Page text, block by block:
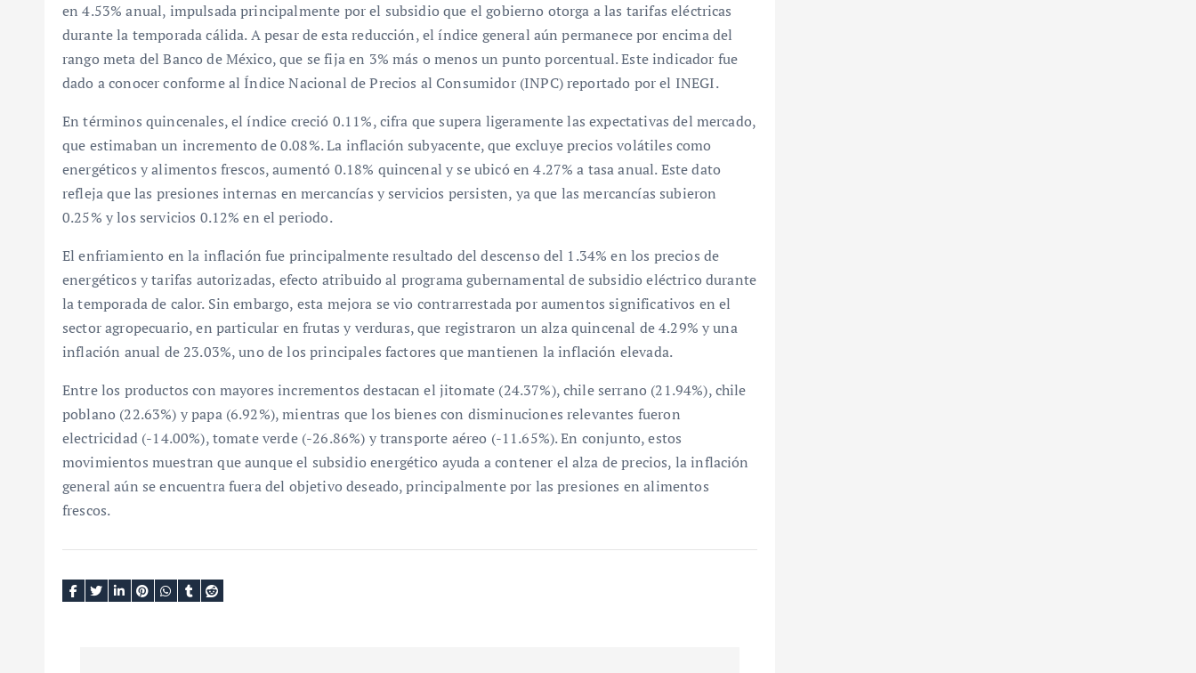
en 4.53% anual, impulsada principalmente por el subsidio que el gobierno otorga a las tarifas eléctricas
durante la temporada cálida. A pesar de esta reducción, el índice general aún permanece por encima del
rango meta del Banco de México, que se fija en 3% más o menos un punto porcentual. Este indicador fue
dado a conocer conforme al Índice Nacional de Precios al Consumidor (INPC) reportado por el INEGI.
En términos quincenales, el índice creció 0.11%, cifra que supera ligeramente las expectativas del mercado,
que estimaban un incremento de 0.08%. La inflación subyacente, que excluye precios volátiles como
energéticos y alimentos frescos, aumentó 0.18% quincenal y se ubicó en 4.27% a tasa anual. Este dato
refleja que las presiones internas en mercancías y servicios persisten, ya que las mercancías subieron
0.25% y los servicios 0.12% en el periodo.
El enfriamiento en la inflación fue principalmente resultado del descenso del 1.34% en los precios de
energéticos y tarifas autorizadas, efecto atribuido al programa gubernamental de subsidio eléctrico durante
la temporada de calor. Sin embargo, esta mejora se vio contrarrestada por aumentos significativos en el
sector agropecuario, en particular en frutas y verduras, que registraron un alza quincenal de 4.29% y una
inflación anual de 23.03%, uno de los principales factores que mantienen la inflación elevada.
Entre los productos con mayores incrementos destacan el jitomate (24.37%), chile serrano (21.94%), chile
poblano (22.63%) y papa (6.92%), mientras que los bienes con disminuciones relevantes fueron
electricidad (-14.00%), tomate verde (-26.86%) y transporte aéreo (-11.65%). En conjunto, estos
movimientos muestran que aunque el subsidio energético ayuda a contener el alza de precios, la inflación
general aún se encuentra fuera del objetivo deseado, principalmente por las presiones en alimentos
frescos.